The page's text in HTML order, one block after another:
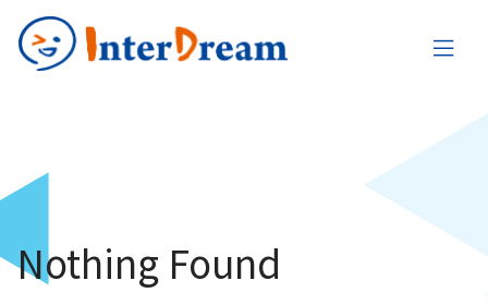
Nothing Found